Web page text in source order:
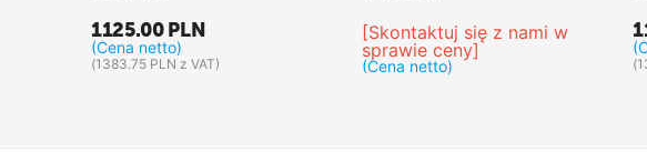
1125.00 PLN
(Cena netto)
(1383.75 PLN z VAT)
[Skontaktuj się z nami w
sprawie ceny]
(Cena netto) (